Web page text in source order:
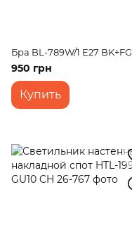
Бра BL-789W/1 E27 BK+FG
950 грн
Купить